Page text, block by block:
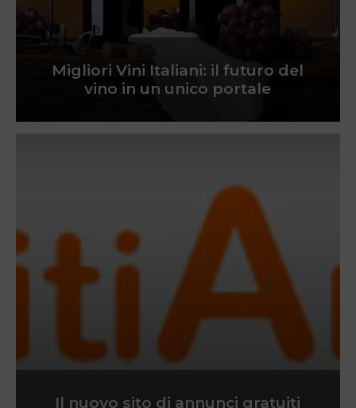
Migliori Vini Italiani: il futuro del
vino in un unico portale
Il nuovo sito di annunci gratuiti